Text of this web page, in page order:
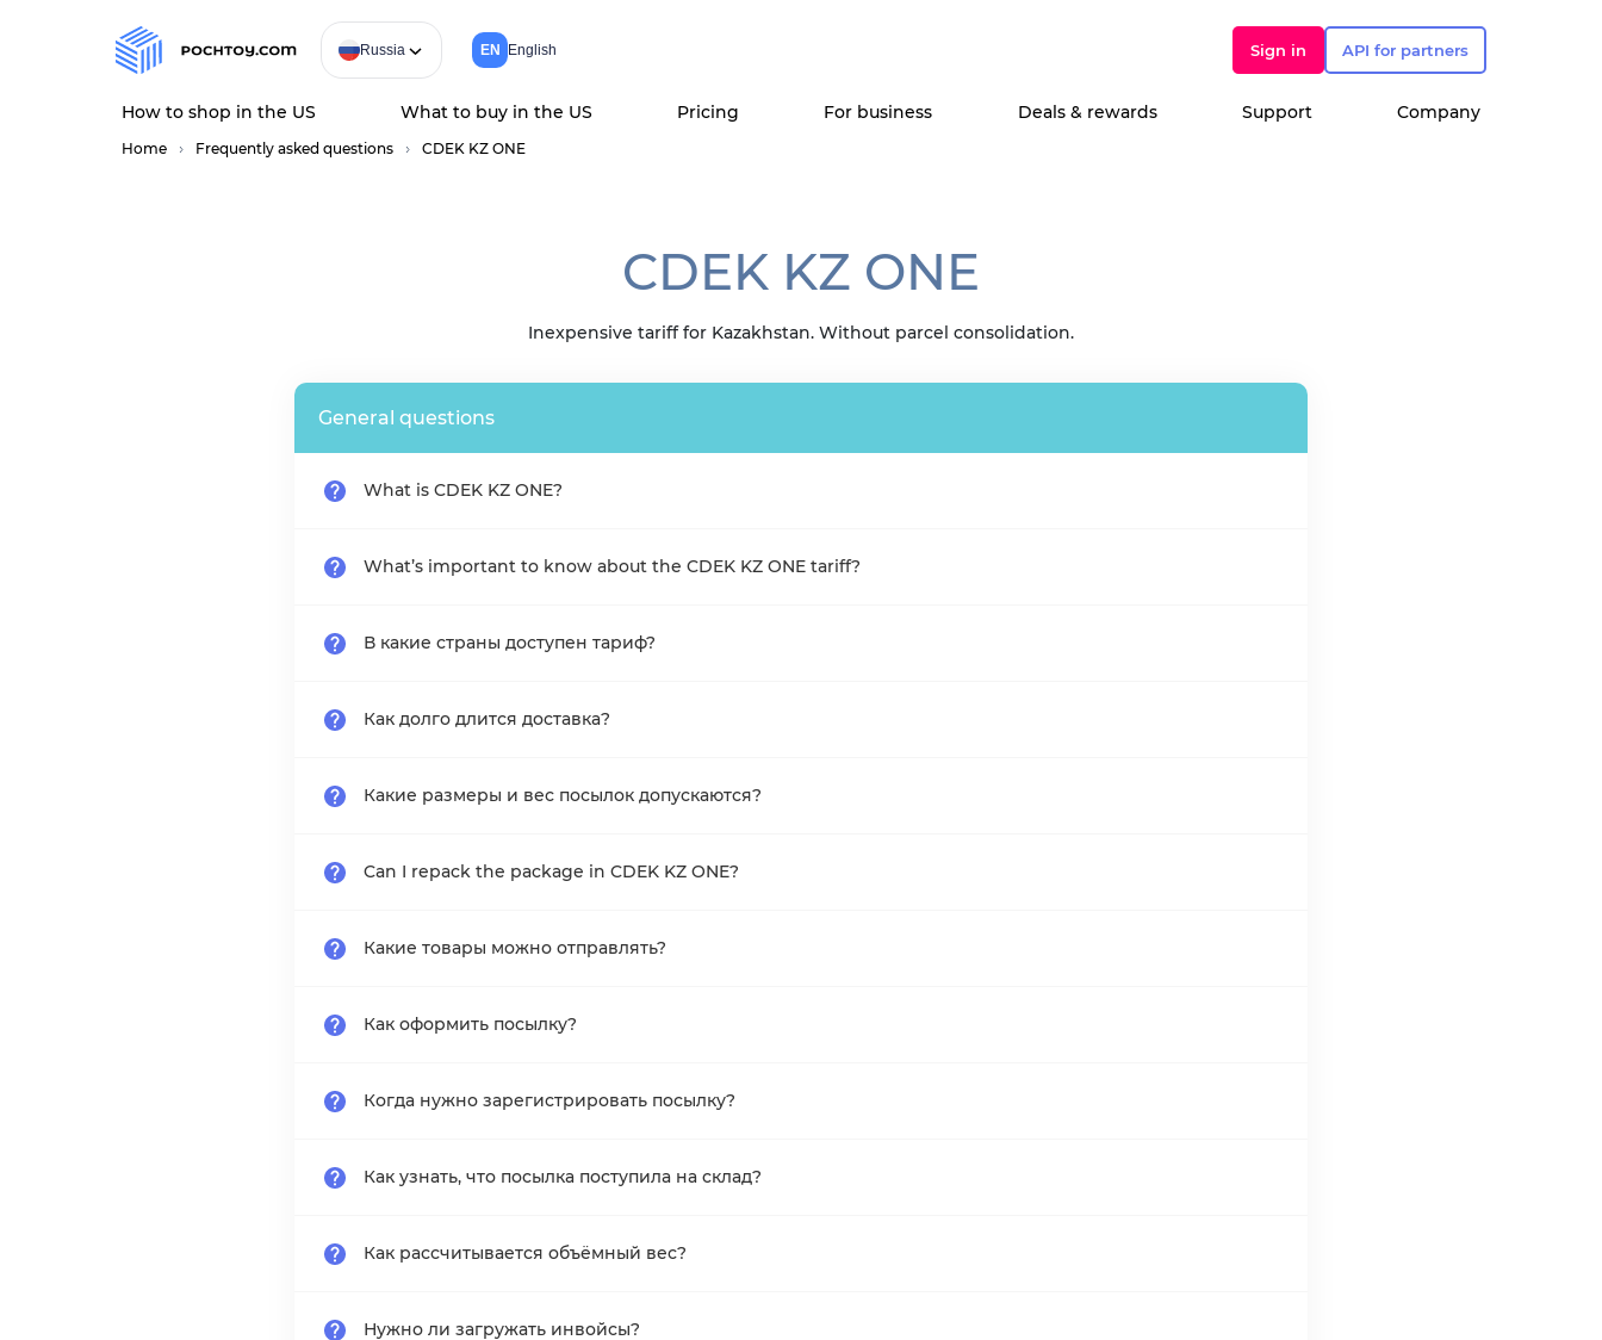
Russia EN English Sign in API for partners
How to shop in the US What to buy in the US Pricing For business Deals & rewards Support Company
Home Frequently asked questions CDEK KZ ONE
CDEK KZ ONE
Inexpensive tariff for Kazakhstan. Without parcel consolidation.
General questions
What is CDEK KZ ONE?
What’s important to know about the CDEK KZ ONE tariff?
В какие страны доступен тариф?
Как долго длится доставка?
Какие размеры и вес посылок допускаются?
Can I repack the package in CDEK KZ ONE?
Какие товары можно отправлять?
Как оформить посылку?
Когда нужно зарегистрировать посылку?
Как узнать, что посылка поступила на склад?
Как рассчитывается объёмный вес?
Нужно ли загружать инвойсы?